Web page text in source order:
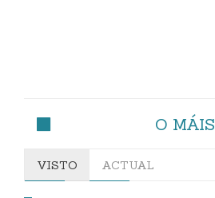
O MÁIS
VISTO ACTUAL